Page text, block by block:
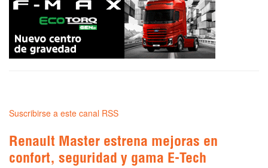
Suscribirse a este canal RSS
Renault Master estrena mejoras en
confort, seguridad y gama E-Tech